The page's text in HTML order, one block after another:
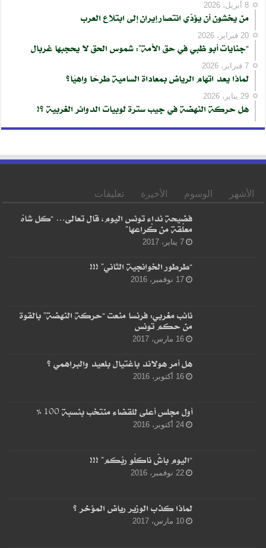
8 أبريل، 2026
من يخشون أن يؤدّي انتصار إيران إلى ابتلاع العرب
20 فبراير، 2026
“جنايات أبو ظبي في حق الأمة”: شموس الحق لا يحجبها غربال
7 فبراير، 2026
لماذا يعد اتهام الرياض بمعاداة السامية طرحًا واهيًا؟
29 يناير، 2026
هل حركة النهضة في جيب سترة لوبيات الدوائر الغربية ؟!
الأشهر الوسوم الأخيرة تعليقات
فضيحة نداء تونس اليوم، قال تعالى… “كل شاهْ
معلّقة من كْراعها”
7 يناير، 2017
“طرطور الخوانجية الثاني” !!!
17 نوفمبر، 2016
نائب مغربي: فرنسا منعت “حركة النهضة” بالقوة
من حكم تونس
16 مارس، 2017
هل أمر هولاند باغتيال بلعيد والبراهمي ؟
16 أكتوبر، 2016
أول مجلس أعلى للقضاء منتخب بنسبة 100 %
24 أكتوبر، 2016
“اليوم باشْ ناكلُو ربّكم” !!!
22 نوفمبر، 2016
لماذا كذب الوزير رياض المؤخر ؟
10 مارس، 2017